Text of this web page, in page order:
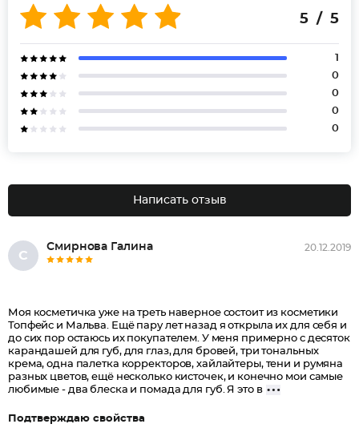
5 / 5
1
0
0
0
0
Написать отзыв
С
Смирнова Галина 20.12.2019
Моя косметичка уже на треть наверное состоит из косметики
Топфейс и Мальва. Ещё пару лет назад я открыла их для себя и
до сих пор остаюсь их покупателем. У меня примерно с десяток
карандашей для губ, для глаз, для бровей, три тональных
крема, одна палетка корректоров, хайлайтеры, тени и румяна
разных цветов, ещё несколько кисточек, и конечно мои самые
любимые - два блеска и помада для губ. Я это в
Подтверждаю свойства